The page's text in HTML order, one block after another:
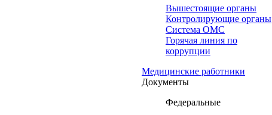
Вышестоящие органы
Контролирующие органы
Система ОМС
Горячая линия по
коррупции
Медицинские работники
Документы
Федеральные